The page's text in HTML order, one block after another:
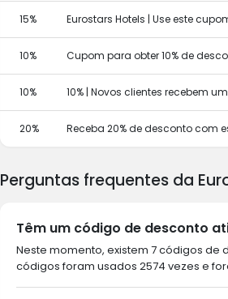
15% Eurostars Hotels | Use este
10% Cupom para obter 10% de
10% 10% | Novos clientes recebem
20% Receba 20% de desconto com
Perguntas frequentes da
Têm um código de desconto
Neste momento, existem 7 códigos de
códigos foram usados 2574 vezes e